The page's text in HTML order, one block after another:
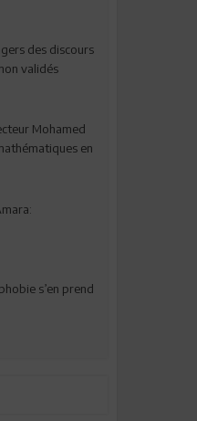
des discours
validés
Mohamed
en
s’en prend